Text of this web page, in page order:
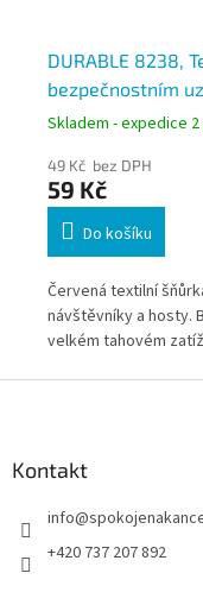
DURABLE 8238,
bezpečnostním
Skladem - expedice
49 Kč bez DPH
59 Kč
Do košíku
Červená textilní
návštěvníky a hosty.
velkém tahovém
Kontakt
info@
+420 737 207 892